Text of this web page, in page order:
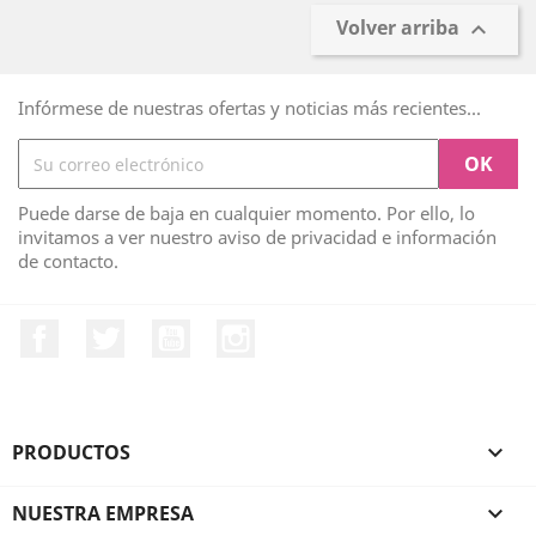
Volver arriba 
Infórmese de nuestras ofertas y noticias más recientes...
Puede darse de baja en cualquier momento. Por ello, lo
invitamos a ver nuestro aviso de privacidad e información
de contacto.
PRODUCTOS 
NUESTRA EMPRESA 